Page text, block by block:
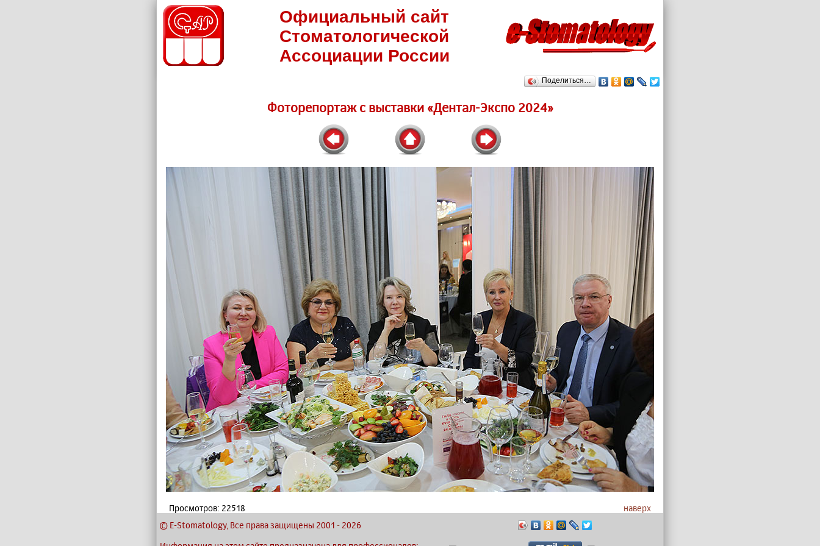
Официальный сайт
Стоматологической
Ассоциации России
Поделиться…
Фоторепортаж c выставки «Дентал-Экспо 2024»
наверх
Просмотров: 22518
© E-Stomatology, Все права защищены 2001 - 2026